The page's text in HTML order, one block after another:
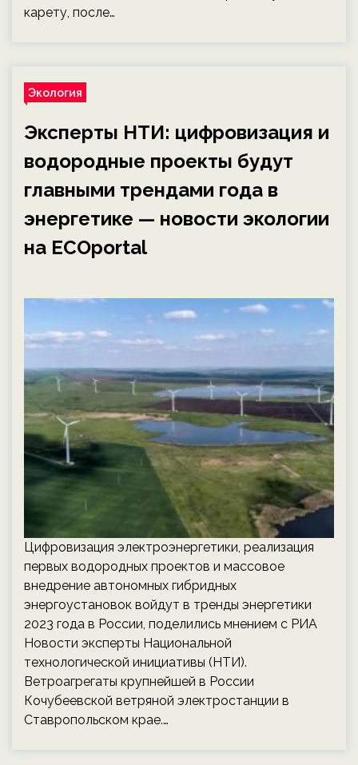
карету, после…
Экология
Эксперты НТИ: цифровизация и
водородные проекты будут
главными трендами года в
энергетике — новости экологии
на ECOportal
Цифровизация электроэнергетики, реализация
первых водородных проектов и массовое
внедрение автономных гибридных
энергоустановок войдут в тренды энергетики
2023 года в России, поделились мнением с РИА
Новости эксперты Национальной
технологической инициативы (НТИ).
Ветроагрегаты крупнейшей в России
Кочубеевской ветряной электростанции в
Ставропольском крае.…